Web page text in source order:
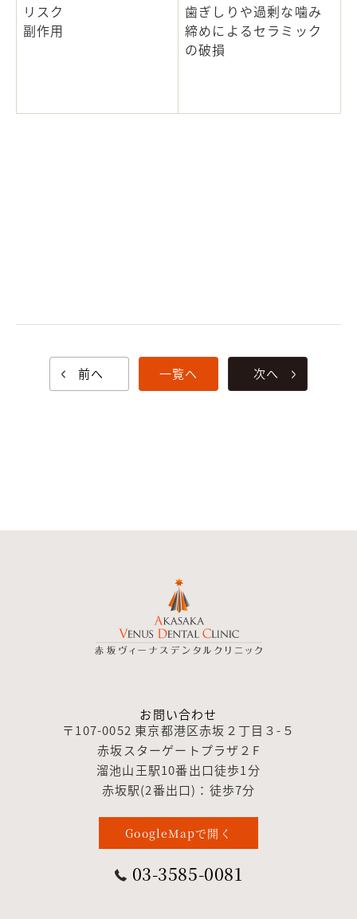
リスク
副作用
歯ぎしりや過剰な噛み
締めによるセラミック
の破損
前へ 一覧へ 次へ
お問い合わせ
〒107-0052 東京都港区赤坂２丁目３-５
赤坂スターゲートプラザ２F
溜池山王駅10番出口徒歩1分
赤坂駅(2番出口)：徒歩7分
GoogleMapで開く
03-3585-0081